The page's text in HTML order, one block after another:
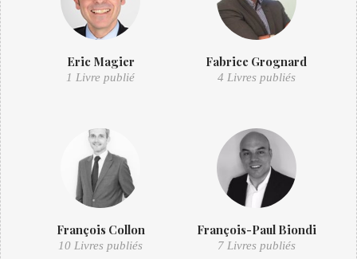
Eric Magier
1 Livre publié
Fabrice Grognard
4 Livres publiés
François Collon
10 Livres publiés
François-Paul Biondi
7 Livres publiés